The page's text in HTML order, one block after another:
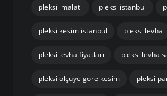
pleksi imalatı pleksi istanbul
pleksi kesim istanbul pleksi levha
pleksi levha fiyatları pleksi levha
pleksi ölçüye göre kesim pleksi